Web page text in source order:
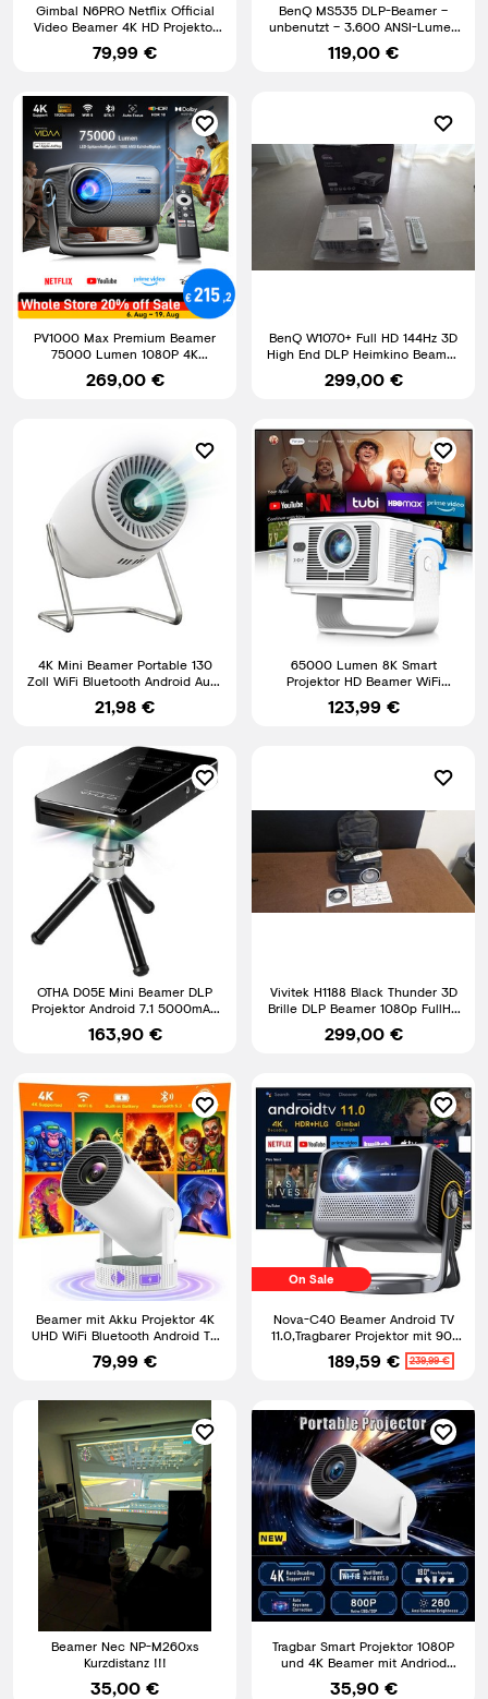
Gimbal N6PRO Netflix Official
Video Beamer 4K HD Projektor
Autofokus Whale OS TV
79,99 €
BenQ MS535 DLP-Beamer –
unbenutzt – 3.600 ANSI-Lumen
– 2× HDMI
119,00 €
PV1000 Max Premium Beamer
75000 Lumen 1080P 4K
VIDAA‑OS 360° Gimbal Netflix
269,00 €
BenQ W1070+ Full HD 144Hz 3D
High End DLP Heimkino Beamer,
Projektor, Lampe NEU
299,00 €
4K Mini Beamer Portable 130
Zoll WiFi Bluetooth Android Auto
Keystone Projektor
21,98 €
65000 Lumen 8K Smart
Projektor HD Beamer WiFi
Bluetooth HDMI Android
Heimkino
123,99 €
OTHA D05E Mini Beamer DLP
Projektor Android 7.1 5000mAh
WLAN BT Schwarz Neu
163,90 €
Vivitek H1188 Black Thunder 3D
Brille DLP Beamer 1080p FullHD
Heimkino
299,00 €
Beamer mit Akku Projektor 4K
UHD WiFi Bluetooth Android TV
Heimkino Mini Tragbar
79,99 €
On Sale
Nova-C40 Beamer Android TV
11.0,Tragbarer Projektor mit 90°
Gimbal, 4K Heimkino.
189,59 € 239,99 €
Beamer Nec NP-M260xs
Kurzdistanz !!!
35,00 €
Tragbar Smart Projektor 1080P
und 4K Beamer mit Andriod
system 13, Wifi 6, BT5.4
35,90 €